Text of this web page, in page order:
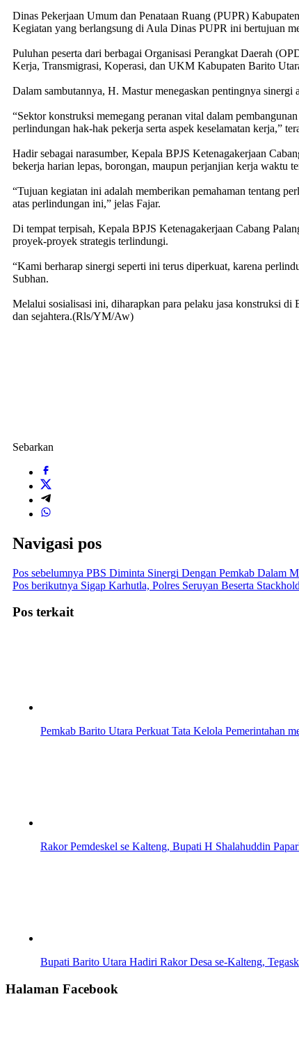
Dinas Pekerjaan Umum dan Penataan Ruang (PUPR)
Kegiatan yang berlangsung di Aula Dinas PUPR ini bertujuan
Puluhan peserta dari berbagai Organisasi Perangkat Daerah
Kerja, Transmigrasi, Koperasi, dan UKM Kabupaten Barito
Dalam sambutannya, H. Mastur menegaskan pentingnya sinergi
“Sektor konstruksi memegang peranan vital dalam
perlindungan hak-hak pekerja serta aspek keselamatan kerja,”
Hadir sebagai narasumber, Kepala BPJS Ketenagakerjaan
bekerja harian lepas, borongan, maupun perjanjian kerja waktu
“Tujuan kegiatan ini adalah memberikan pemahaman tentang
atas perlindungan ini,” jelas Fajar.
Di tempat terpisah, Kepala BPJS Ketenagakerjaan Cabang
proyek-proyek strategis terlindungi.
“Kami berharap sinergi seperti ini terus diperkuat, karena
Subhan.
Melalui sosialisasi ini, diharapkan para pelaku jasa konstruksi
dan sejahtera.(Rls/YM/Aw)
Sebarkan
Navigasi pos
Pos sebelumnya PBS Diminta Sinergi Dengan Pemkab Dalam
Pos berikutnya Sigap Karhutla, Polres Seruyan Beserta
Pos terkait
Pemkab Barito Utara Perkuat Tata Kelola Pemerintahan
Rakor Pemdeskel se Kalteng, Bupati H Shalahuddin
Bupati Barito Utara Hadiri Rakor Desa se-Kalteng,
Halaman Facebook